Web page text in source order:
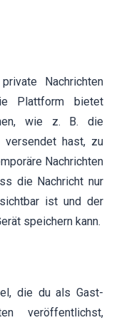
Nachrichten
Plattform bietet
wie z. B. die
versendet hast, zu
Nachrichten
die Nachricht nur
ist und der
speichern kann.
die du als Gast-
veröffentlichst,